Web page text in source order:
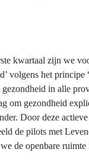
kwartaal zijn we
volgens het
gezondheid in alle
om gezondheid
Door deze
de pilots met
de openbare